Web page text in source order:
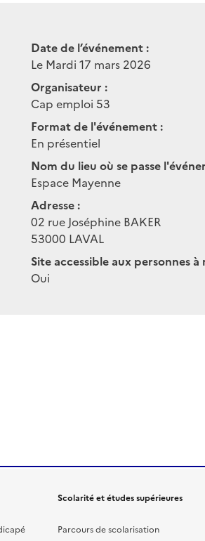
Date de l’événement :
Le Mardi 17 mars 2026
Organisateur :
Cap emploi 53
Format de l'événement :
En présentiel
Nom du lieu où se passe
Espace Mayenne
Adresse :
02 rue Joséphine BAKER
53000 LAVAL
Site accessible aux personnes
Oui
Scolarité et études supérieures
Parcours de scolarisation